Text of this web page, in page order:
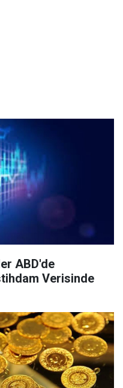
ABD'de
Verisinde